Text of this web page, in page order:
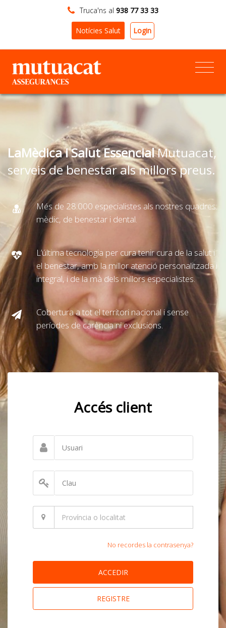
Truca'ns al 938 77 33 33
Notícies Salut Login
LaMèdica i Salut EssencialMutuacat,
serveis de benestar als millors preus.
Més de 28.000 especialistes als nostres quadres:
mèdic, de benestar i dental.
L’última tecnologia per cura tenir cura de la salut i
el benestar, amb la millor atenció personalitzada i
integral, i de la mà dels millors especialistes.
Cobertura a tot el territori nacional i sense
períodes de carència ni exclusions.
Accés client
No recordes la contrasenya?
ACCEDIR
REGISTRE